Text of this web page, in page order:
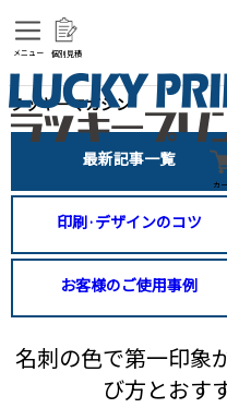
メニュー 個別見積
カ
ラッキーマガジン
最新記事一覧
印刷·デザインのコツ
お客様のご使用事例
名刺の色で第一印象
び方とおす